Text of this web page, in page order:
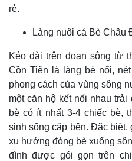
rẻ.
Làng nuôi cá Bè Châu
Kéo dài trên đoạn sông từ
Cồn Tiên là làng bè nổi,
phong cách của vùng sông
một căn hộ kết nối nhau
bè có ít nhất 3-4 chiếc bè,
sinh sống cặp bên. Đặc biệt,
xu hướng đóng bè xuống
đình được gói gọn trên